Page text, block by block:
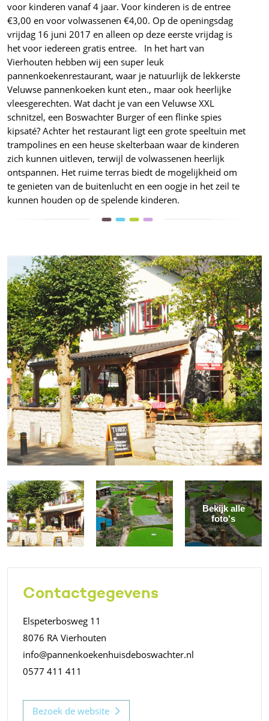
voor kinderen vanaf 4 jaar. Voor kinderen is de entree
€3,00 en voor volwassenen €4,00. Op de openingsdag
vrijdag 16 juni 2017 en alleen op deze eerste vrijdag is
het voor iedereen gratis entree. In het hart van
Vierhouten hebben wij een super leuk
pannenkoekenrestaurant, waar je natuurlijk de lekkerste
Veluwse pannenkoeken kunt eten., maar ook heerlijke
vleesgerechten. Wat dacht je van een Veluwse XXL
schnitzel, een Boswachter Burger of een flinke spies
kipsaté? Achter het restaurant ligt een grote speeltuin met
trampolines en een heuse skelterbaan waar de kinderen
zich kunnen uitleven, terwijl de volwassenen heerlijk
ontspannen. Het ruime terras biedt de mogelijkheid om
te genieten van de buitenlucht en een oogje in het zeil te
kunnen houden op de spelende kinderen.
Bekijk alle
foto's
Contactgegevens
Elspeterbosweg 11
8076 RA Vierhouten
info@pannenkoekenhuisdeboswachter.nl
0577 411 411
Bezoek de website